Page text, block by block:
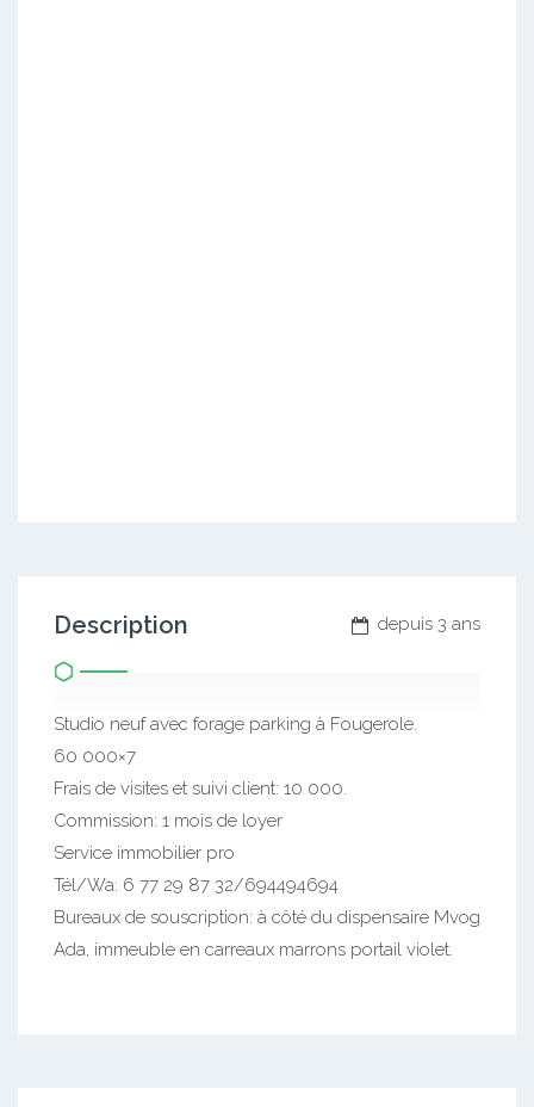
depuis 3 ans
Description
Studio neuf avec forage parking à Fougerole.
60 000×7
Frais de visites et suivi client: 10 000.
Commission: 1 mois de loyer
Service immobilier pro
Tél/Wa: 6 77 29 87 32/694494694
Bureaux de souscription: à côté du dispensaire Mvog
Ada, immeuble en carreaux marrons portail violet.